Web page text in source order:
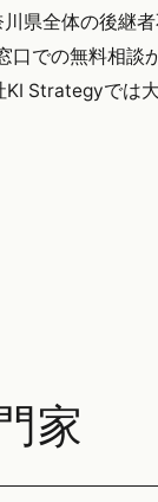
県全体の後継
での無料相談
Strategyでは
家